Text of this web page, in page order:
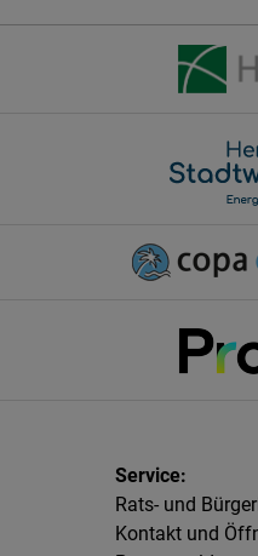
Rats- und
Kontakt und